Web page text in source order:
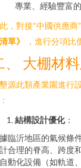
專業、經驗豐富
，對接“中國供應
單》
，進行分項比
、 大棚材
源此類產業園進行
結構設計優化：
臨沂地區的氣候條
合理的脊高、跨度
動化設備（如軌道